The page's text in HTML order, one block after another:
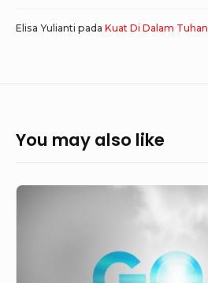
Elisa Yulianti pada Kuat Di Dalam Tuhan
You may also like